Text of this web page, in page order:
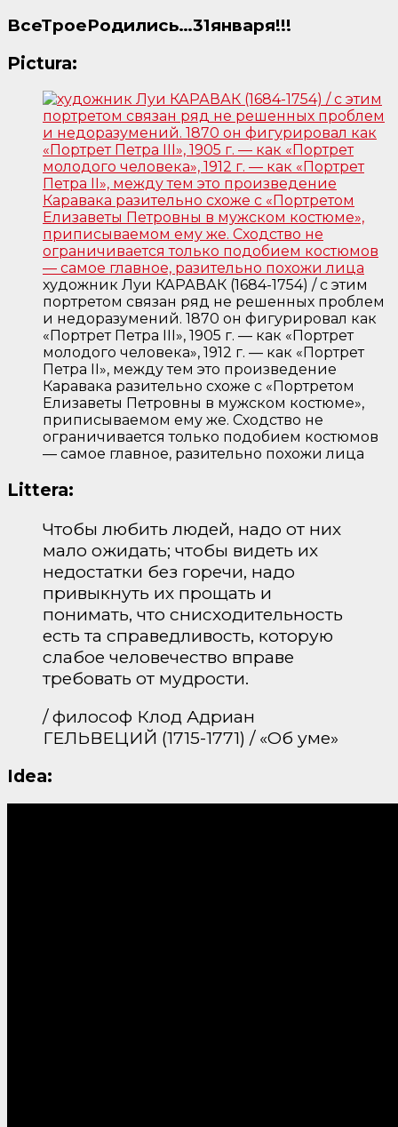
ВсеТроеРодились…31января!!!
Pictura:
художник Луи КАРАВАК (1684-1754) / с этим
портретом связан ряд не решенных проблем
и недоразумений. 1870 он фигурировал как
«Портрет Петра III», 1905 г. — как «Портрет
молодого человека», 1912 г. — как «Портрет
Петра II», между тем это произведение
Каравака разительно схоже с «Портретом
Елизаветы Петровны в мужском костюме»,
приписываемом ему же. Сходство не
ограничивается только подобием костюмов
— самое главное, разительно похожи лица
Littera:
Чтобы любить людей, надо от них
мало ожидать; чтобы видеть их
недостатки без горечи, надо
привыкнуть их прощать и
понимать, что снисходительность
есть та справедливость, которую
слабое человечество вправе
требовать от мудрости.
/ философ Клод Адриан
ГЕЛЬВЕЦИЙ (1715-1771) / «Об уме»
Idea: